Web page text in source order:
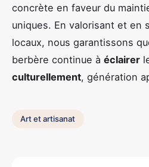
concrète en faveur du
uniques. En valorisant et en
locaux, nous garantissons
berbère continue à éclairer
culturellement, génération
Art et artisanat